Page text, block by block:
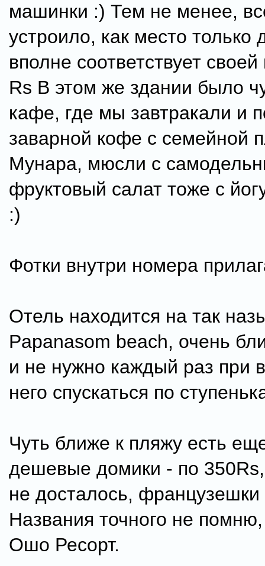
машинки :) Тем не менее,
устроило, как место только
вполне соответствует
Rs В этом же здании было
кафе, где мы завтракали и
заварной кофе с семейной
Мунара, мюсли с
фруктовый салат тоже с
:)
Фотки внутри номера
Отель находится на так
Papanasom beach, очень
и не нужно каждый раз при
него спускаться по
Чуть ближе к пляжу есть
дешевые домики - по
не досталось,
Названия точного не
Ошо Ресорт.